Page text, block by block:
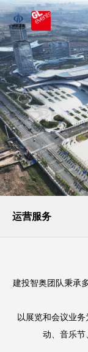
运营服务
建投智奥团队秉承
以展览和会议业
动、音乐节